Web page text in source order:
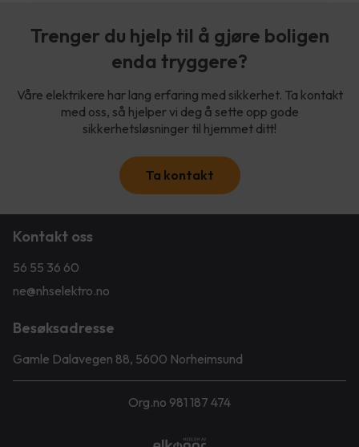
Trenger du hjelp til å gjøre boligen
enda tryggere?
Våre elektrikere har lang erfaring med sikkerhet. Ta kontakt
med oss, så hjelper vi deg å sette opp gode
sikkerhetsløsninger til hjemmet ditt!
Ta kontakt
Kontakt oss
56 55 36 60
ne@nhselektro.no
Besøksadresse
Gamle Dalavegen 88, 5600 Norheimsund
Org.no 981 187 474